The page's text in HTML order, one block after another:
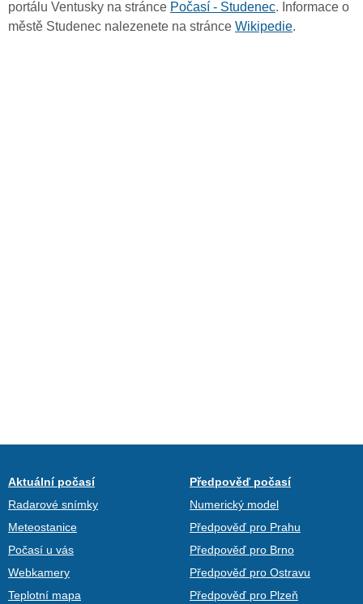
portálu Ventusky na stránce Počasí - Studenec. Informace o
městě Studenec nalezenete na stránce Wikipedie.
Aktuální počasí
Radarové snímky
Meteostanice
Počasí u vás
Webkamery
Teplotní mapa
Předpověď počasí
Numerický model
Předpověď pro Prahu
Předpověď pro Brno
Předpověď pro Ostravu
Předpověď pro Plzeň